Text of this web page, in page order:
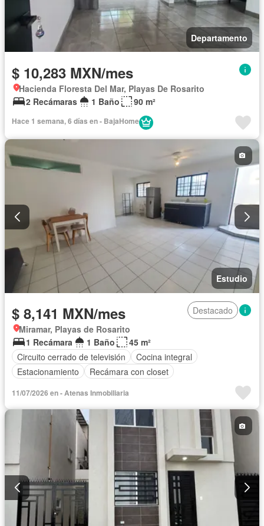
Departamento
$ 10,283 MXN/mes
Hacienda Floresta Del Mar, Playas De Rosarito
2 Recámaras
1 Baño 90 m²
Hace 1 semana, 6 días en - BajaHome
Estudio
$ 8,141 MXN/mes
Destacado
Miramar, Playas de Rosarito
1 Recámara
1 Baño
45 m²
Circuito cerrado de televisión
Cocina integral
Estacionamiento
Recámara con closet
11/07/2026 en - Atenas Inmobiliaria